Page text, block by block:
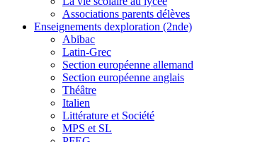
Associations parents délèves
Enseignements dexploration (2nde)
Abibac
Latin-Grec
Section européenne allemand
Section européenne anglais
Théâtre
Italien
Littérature et Société
MPS et SL